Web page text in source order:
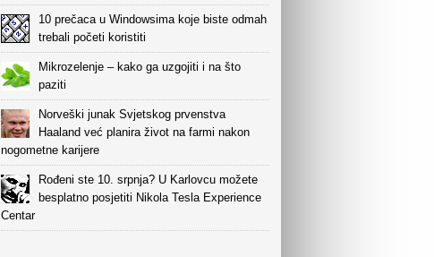
10 prečaca u Windowsima koje biste odmah
trebali početi koristiti
Mikrozelenje – kako ga uzgojiti i na što
paziti
Norveški junak Svjetskog prvenstva
Haaland već planira život na farmi nakon
nogometne karijere
Rođeni ste 10. srpnja? U Karlovcu možete
besplatno posjetiti Nikola Tesla Experience
Centar